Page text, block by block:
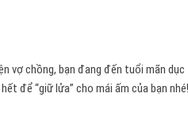
vợ chồng, bạn đang đến tuổi mãn
để “giữ lửa” cho mái ấm của bạn nhé!